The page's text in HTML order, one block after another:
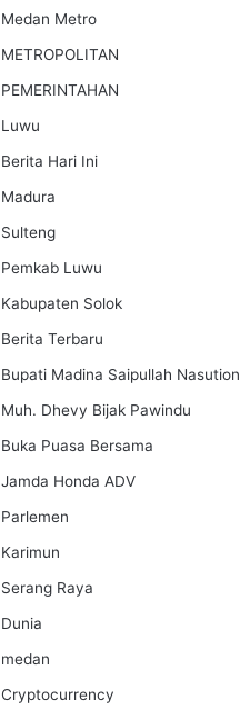
Medan Metro
METROPOLITAN
PEMERINTAHAN
Luwu
Berita Hari Ini
Madura
Sulteng
Pemkab Luwu
Kabupaten Solok
Berita Terbaru
Bupati Madina Saipullah Nasution
Muh. Dhevy Bijak Pawindu
Buka Puasa Bersama
Jamda Honda ADV
Parlemen
Karimun
Serang Raya
Dunia
medan
Cryptocurrency